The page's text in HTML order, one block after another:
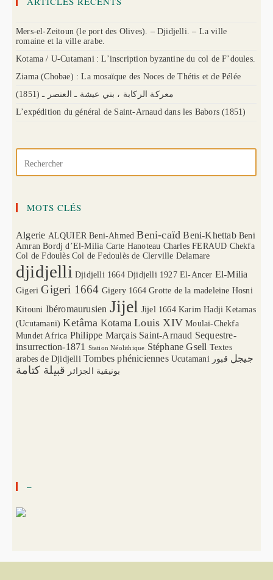
Mers-el-Zeitoun (le port des Olives). – Djidjelli. – La ville
romaine et la ville arabe.
Kotama / U-Cutamani : L’inscription byzantine du col de F’doules.
Ziama (Chobae) : La mosaïque des Noces de Thétis et de Pélée
(1851) معركة الركابة ، بني عيشة ـ العنصر ـ
L’expédition du général de Saint-Arnaud dans les Babors (1851)
MOTS CLÉS
Algerie ALQUIER Beni-Ahmed Beni-caïd Beni-Khettab Beni
Amran Bordj d’El-Milia Carte Hanoteau Charles FERAUD Chekfa
Col de Fdoulès Col de Fedoulès de Clerville Delamare
djidjelli Djidjelli 1664 Djidjelli 1927 El-Ancer El-Milia
Gigeri Gigeri 1664 Gigery 1664 Grotte de la madeleine Hosni
Kitouni Ibéromaurusien Jijel Jijel 1664 Karim Hadji Ketamas
(Ucutamani) Ketâma Kotama Louis XIV Moulaï-Chekfa
Mundet Africa Philippe Marçais Saint-Arnaud Sequestre-
insurrection-1871
Station Néolithique Stéphane Gsell Textes
arabes de Djidjelli Tombes phéniciennes Ucutamani جيجل قبور
بونيقية الجزائر قبيلة كتامة
–